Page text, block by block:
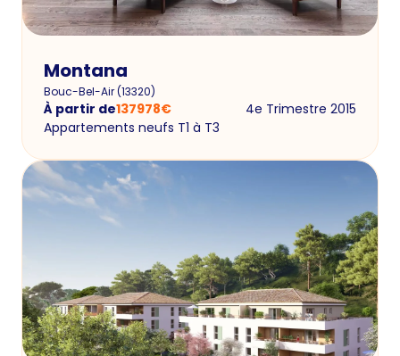
Montana
Bouc-Bel-Air(13320)
À partir de137978€
4e Trimestre 2015
Appartements neufs T1 à T3